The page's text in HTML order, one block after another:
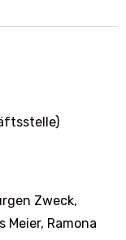
Zweck,
Meier, Ramona